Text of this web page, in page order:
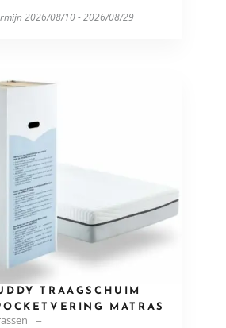
2026/08/10 - 2026/08/29
TRAAGSCHUIM
MATRAS